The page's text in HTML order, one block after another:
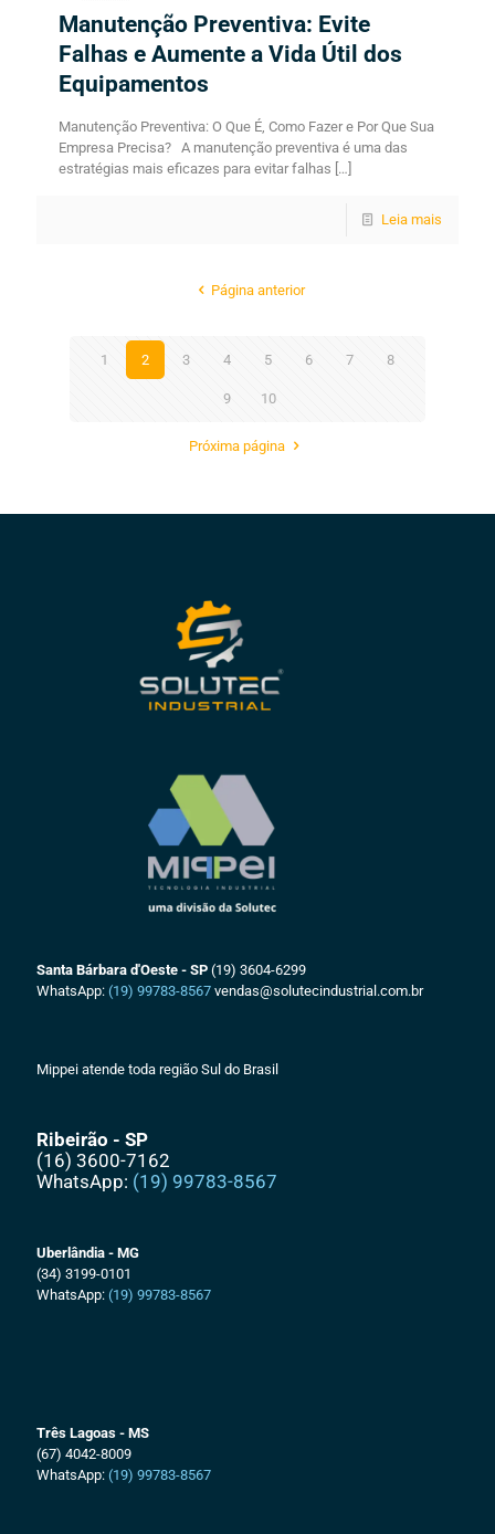
Manutenção Preventiva: Evite
Falhas e Aumente a Vida Útil dos
Equipamentos
Manutenção Preventiva: O Que É, Como Fazer e Por Que Sua
Empresa Precisa? A manutenção preventiva é uma das
estratégias mais eficazes para evitar falhas […]
Leia mais
Página anterior
1 2 3 4 5 6 7 8
9 10
Próxima página
Santa Bárbara d'Oeste - SP (19) 3604-6299
WhatsApp: (19) 99783-8567 vendas@solutecindustrial.com.br
Mippei atende toda região Sul do Brasil
Ribeirão - SP
(16) 3600-7162
WhatsApp: (19) 99783-8567
Uberlândia - MG
(34) 3199-0101
WhatsApp: (19) 99783-8567
Três Lagoas - MS
(67) 4042-8009
WhatsApp: (19) 99783-8567